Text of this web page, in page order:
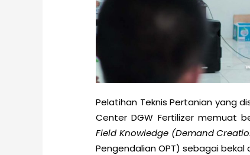
Pelatihan Teknis Pertanian yang
Center DGW Fertilizer memuat
Field Knowledge (Demand
Pengendalian OPT) sebagai bekal